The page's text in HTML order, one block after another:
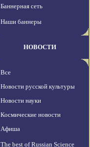
Баннерная сеть
Наши баннеры
НОВОСТИ
Все
Новости русской культуры
Новости науки
Космические новости
Афиша
The best of Russian Science